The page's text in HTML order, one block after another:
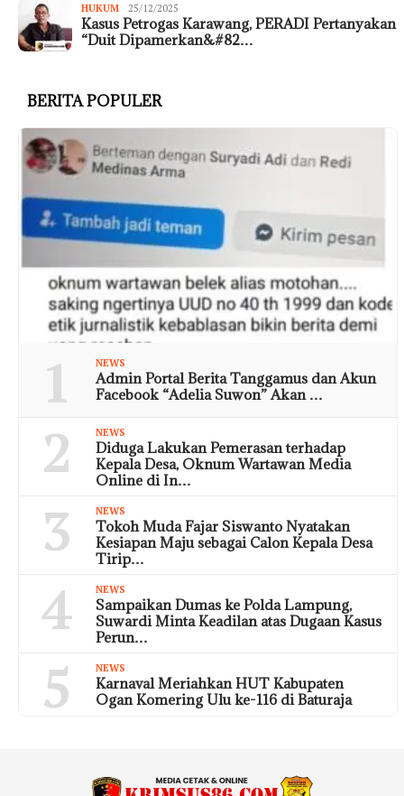
HUKUM 25/12/2025
Kasus Petrogas Karawang, PERADI Pertanyakan
“Duit Dipamerkan&#82…
BERITA POPULER
1 NEWS
Admin Portal Berita Tanggamus dan Akun
Facebook “Adelia Suwon” Akan …
2 NEWS
Diduga Lakukan Pemerasan terhadap
Kepala Desa, Oknum Wartawan Media
Online di In…
3 NEWS
Tokoh Muda Fajar Siswanto Nyatakan
Kesiapan Maju sebagai Calon Kepala Desa
Tirip…
4 NEWS
Sampaikan Dumas ke Polda Lampung,
Suwardi Minta Keadilan atas Dugaan Kasus
Perun…
5 NEWS
Karnaval Meriahkan HUT Kabupaten
Ogan Komering Ulu ke-116 di Baturaja